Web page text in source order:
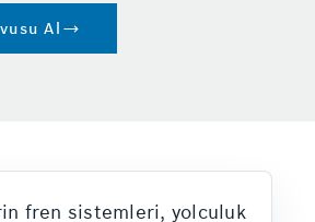
Al
fren sistemleri, yolculuk